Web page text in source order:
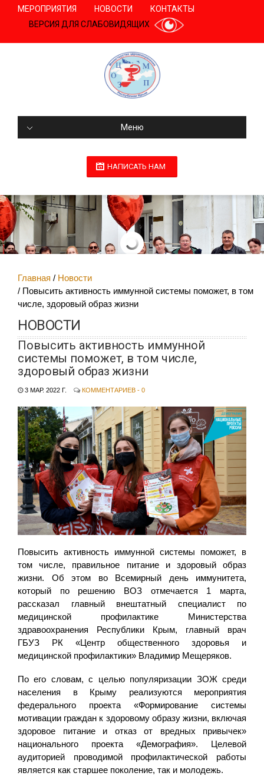
МЕРОПРИЯТИЯ НОВОСТИ
КОНТАКТЫ
ВЕРСИЯ ДЛЯ СЛАБОВИДЯЩИХ
Меню
НАПИСАТЬ НАМ
Главная
Новости
Повысить активность иммунной системы поможет, в том
числе, здоровый образ жизни
НОВОСТИ
Повысить активность иммунной
системы поможет, в том числе,
здоровый образ жизни
3 МАР. 2022 Г. КОММЕНТАРИЕВ - 0
Повысить активность иммунной системы поможет, в
том числе, правильное питание и здоровый образ
жизни. Об этом во Всемирный день иммунитета,
который по решению ВОЗ отмечается 1 марта,
рассказал главный внештатный специалист по
медицинской профилактике Министерства
здравоохранения Республики Крым, главный врач
ГБУЗ РК «Центр общественного здоровья и
медицинской профилактики» Владимир Мещеряков.
По его словам, с целью популяризации ЗОЖ среди
населения в Крыму реализуются мероприятия
федерального проекта «Формирование системы
мотивации граждан к здоровому образу жизни, включая
здоровое питание и отказ от вредных привычек»
национального проекта «Демография». Целевой
аудиторией проводимой профилактической работы
является как старшее поколение, так и молодежь.